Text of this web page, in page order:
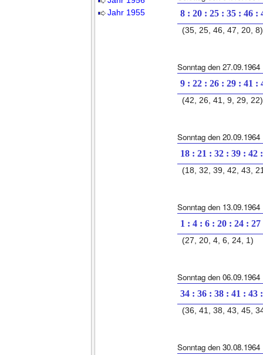
Jahr 1955
8 : 20 : 25 : 35 : 46 :
(35, 25, 46, 47, 20, 8)
Sonntag den 27.09.1964
9 : 22 : 26 : 29 : 41 :
(42, 26, 41, 9, 29, 22)
Sonntag den 20.09.1964
18 : 21 : 32 : 39 : 42
(18, 32, 39, 42, 43,
Sonntag den 13.09.1964
1 : 4 : 6 : 20 : 24 : 27
(27, 20, 4, 6, 24, 1)
Sonntag den 06.09.1964
34 : 36 : 38 : 41 : 43
(36, 41, 38, 43, 45,
Sonntag den 30.08.1964